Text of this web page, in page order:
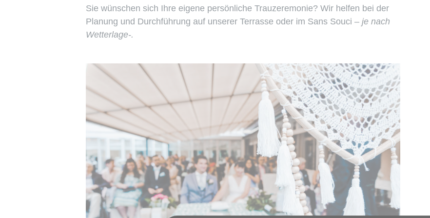
Sie wünschen sich Ihre eigene persönliche Trauzeremonie? Wir helfen bei der
Planung und Durchführung auf unserer Terrasse oder im Sans Souci– je nach
Wetterlage-.